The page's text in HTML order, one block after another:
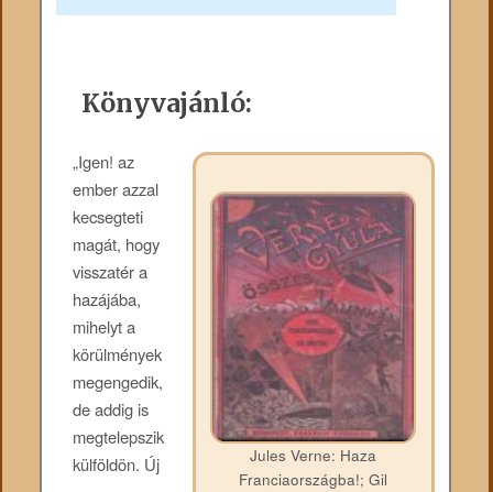
Könyvajánló:
Jules Verne: Haza
Franciaországba!; Gil
„Igen! az
ember azzal
kecsegteti
magát, hogy
visszatér a
hazájába,
mihelyt a
körülmények
megengedik,
de addig is
megtelepszik
külföldön. Új